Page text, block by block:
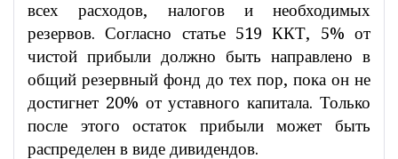
всех расходов, налогов и необходимых
резервов. Согласно статье 519 ККТ, 5% от
чистой прибыли должно быть направлено в
общий резервный фонд до тех пор, пока он не
достигнет 20% от уставного капитала. Только
после этого остаток прибыли может быть
распределен в виде дивидендов.